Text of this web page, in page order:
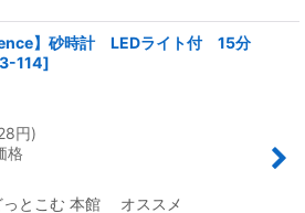
】砂時計 LEDライト付 15分
114]
円)
格
っとこむ 本館 オススメ